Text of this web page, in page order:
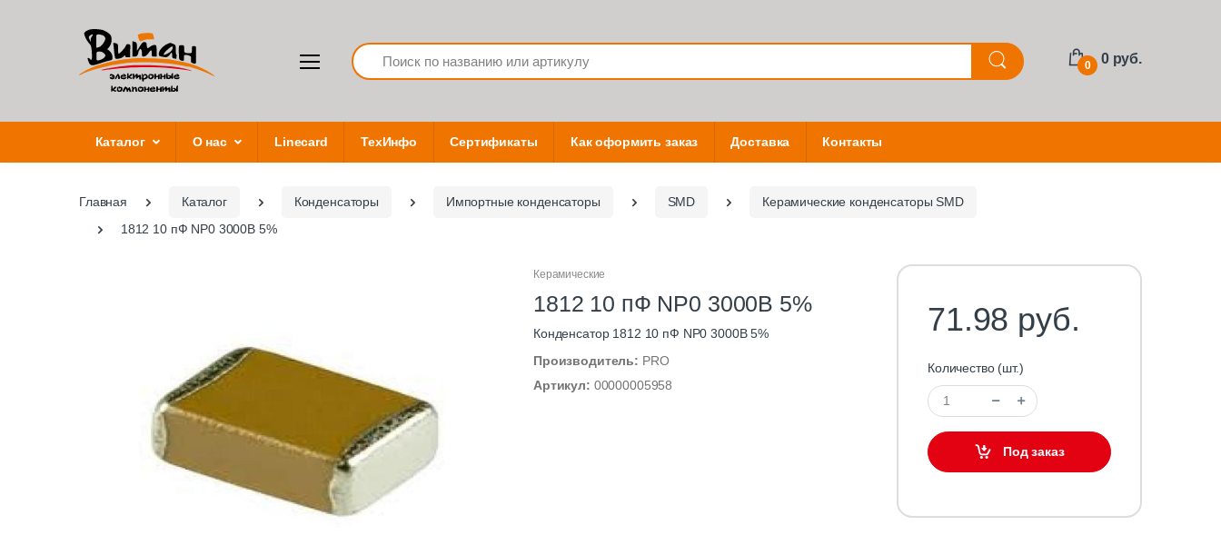
Search
0 0 руб.
Каталог О нас Linecard ТехИнфо Сертификаты Как оформить заказ Доставка Контакты
Главная Каталог Конденсаторы Импортные конденсаторы SMD
Керамические конденсаторы SMD
1812 10 пФ NP0 3000В 5%
Керамические
1812 10 пФ NP0 3000В 5%
Конденсатор 1812 10 пФ NP0 3000В 5%
Производитель: PRO
Артикул: 00000005958
71.98 руб.
Количество (шт.)
Под заказ